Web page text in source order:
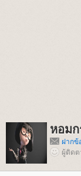
หอมก
ฝากข้
ผู้ติดต